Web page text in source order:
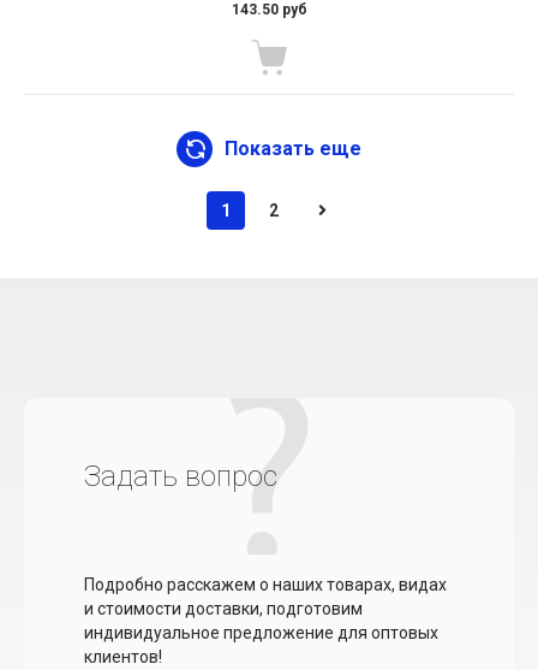
143.50 руб
Показать еще
1 2
Задать вопрос
Подробно расскажем о наших товарах, видах
и стоимости доставки, подготовим
индивидуальное предложение для оптовых
клиентов!